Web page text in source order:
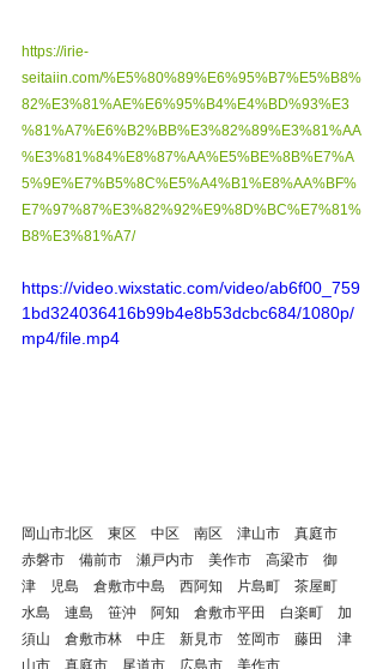
https://irie-
seitaiin.com/%E5%80%89%E6%95%B7%E5%B8%
82%E3%81%AE%E6%95%B4%E4%BD%93%E3
%81%A7%E6%B2%BB%E3%82%89%E3%81%AA
%E3%81%84%E8%87%AA%E5%BE%8B%E7%A
5%9E%E7%B5%8C%E5%A4%B1%E8%AA%BF%
E7%97%87%E3%82%92%E9%8D%BC%E7%81%
B8%E3%81%A7/
https://video.wixstatic.com/video/ab6f00_759
1bd324036416b99b4e8b53dcbc684/1080p/
mp4/file.mp4
岡山市北区　東区　中区　南区　津山市　真庭市
赤磐市　備前市　瀬戸内市　美作市　高梁市　御
津　児島　倉敷市中島　西阿知　片島町　茶屋町
水島　連島　笹沖　阿知　倉敷市平田　白楽町　加
須山　倉敷市林　中庄　新見市　笠岡市　藤田　津
山市　真庭市　尾道市　広島市　美作市